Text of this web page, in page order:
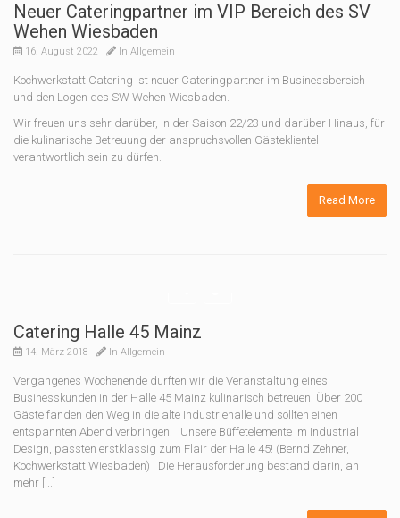
Neuer Cateringpartner im VIP Bereich des SV
Wehen Wiesbaden
16. August 2022 In Allgemein
Kochwerkstatt Catering ist neuer Cateringpartner im Businessbereich
und den Logen des SW Wehen Wiesbaden.
Wir freuen uns sehr darüber, in der Saison 22/23 und darüber Hinaus, für
die kulinarische Betreuung der anspruchsvollen Gästeklientel
verantwortlich sein zu dürfen.
Read More
Catering Halle 45 Mainz
14. März 2018 In Allgemein
Vergangenes Wochenende durften wir die Veranstaltung eines
Businesskunden in der Halle 45 Mainz kulinarisch betreuen. Über 200
Gäste fanden den Weg in die alte Industriehalle und sollten einen
entspannten Abend verbringen. Unsere Büffetelemente im Industrial
Design, passten erstklassig zum Flair der Halle 45! (Bernd Zehner,
Kochwerkstatt Wiesbaden) Die Herausforderung bestand darin, an
mehr [...]